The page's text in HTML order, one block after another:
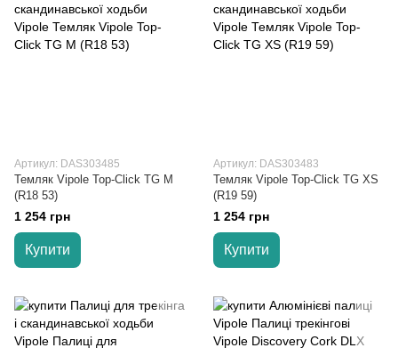
Артикул: DAS303485
Темляк Vipole Top-Click TG M
(R18 53)
1 254 грн
Купити
Артикул: DAS303483
Темляк Vipole Top-Click TG XS
(R19 59)
1 254 грн
Купити